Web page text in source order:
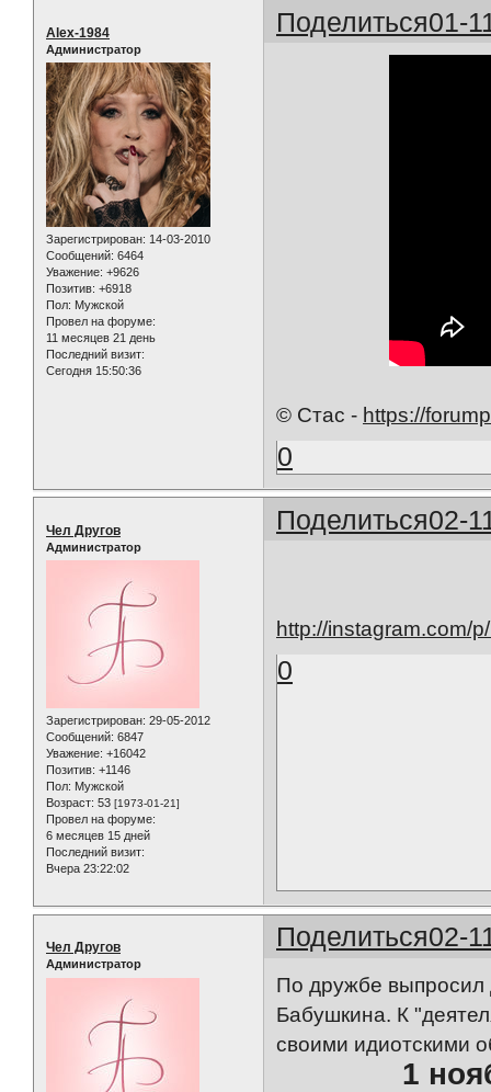
Поделиться01-
Alex-1984
Администратор
Зарегистрирован: 14-03-2010
Сообщений: 6464
Уважение: +9626
Позитив: +6918
Пол: Мужской
Провел на форуме:
11 месяцев 21 день
Последний визит:
Сегодня 15:50:36
© Стас - https://
0
Поделиться02-
Чел Другов
Администратор
Зарегистрирован: 29-05-2012
Сообщений: 6847
Уважение: +16042
Позитив: +1146
Пол: Мужской
Возраст: 53 [1973-01-21]
Провел на форуме:
6 месяцев 15 дней
Последний визит:
Вчера 23:22:02
http://instagram.com/
0
Поделиться02-
Чел Другов
Администратор
По дружбе
Бабушкина. К
своими идиотскими
1